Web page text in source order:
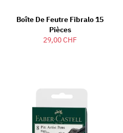
Boîte De Feutre Fibralo 15
Pièces
29,00 CHF